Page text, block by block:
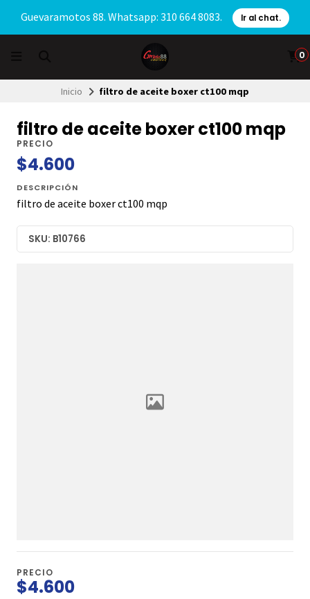
Guevaramotos 88. Whatsapp: 310 664 8083. Ir al chat.
0
Inicio filtro de aceite boxer ct100 mqp
filtro de aceite boxer ct100 mqp
PRECIO
$4.600
DESCRIPCIÓN
filtro de aceite boxer ct100 mqp
SKU: B10766
PRECIO
$4.600